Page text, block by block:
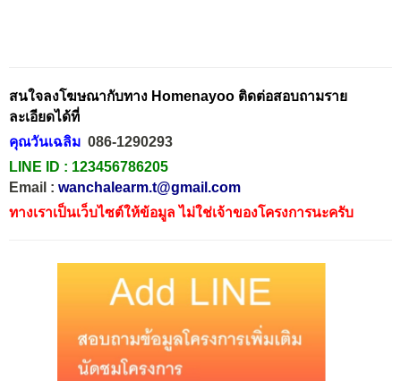
สนใจลงโฆษณากับทาง Homenayoo ติดต่อสอบถามราย
ละเอียดได้ที่
คุณวันเฉลิม 086-1290293
LINE ID : 123456786205
Email : wanchalearm.t@gmail.com
ทางเราเป็นเว็บไซต์ให้ข้อมูล ไม่ใช่เจ้าของโครงการนะครับ